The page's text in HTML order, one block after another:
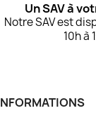
Un SAV à
Notre SAV est
10h à